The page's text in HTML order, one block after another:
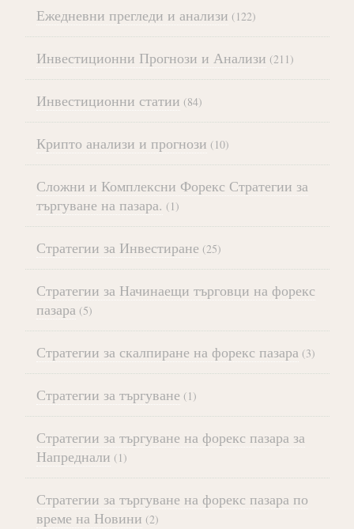
Ежедневни прегледи и анализи (122)
Инвестиционни Прогнози и Анализи (211)
Инвестиционни статии (84)
Крипто анализи и прогнози (10)
Сложни и Комплексни Форекс Стратегии за
търгуване на пазара. (1)
Стратегии за Инвестиране (25)
Стратегии за Начинаещи търговци на форекс
пазара (5)
Стратегии за скалпиране на форекс пазара (3)
Стратегии за търгуване (1)
Стратегии за търгуване на форекс пазара за
Напреднали (1)
Стратегии за търгуване на форекс пазара по
време на Новини (2)